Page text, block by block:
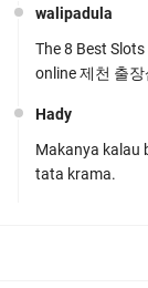
Tim URC
walipadula
The 8 Best
online 제천 출장
Hady
Makanya kalau
tata krama.